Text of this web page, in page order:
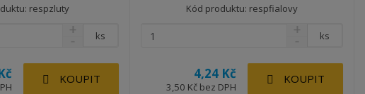
respzluty
ks
KOUPIT
Kód produktu: respfialovy
4,24 Kč
3,50 Kč bez DPH
ks
KOUPIT